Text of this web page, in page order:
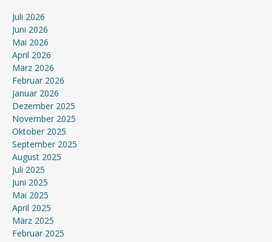
Juli 2026
Juni 2026
Mai 2026
April 2026
März 2026
Februar 2026
Januar 2026
Dezember 2025
November 2025
Oktober 2025
September 2025
August 2025
Juli 2025
Juni 2025
Mai 2025
April 2025
März 2025
Februar 2025